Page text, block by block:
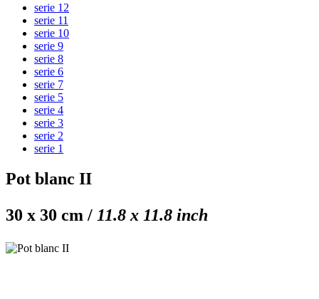
serie 12
serie 11
serie 10
serie 9
serie 8
serie 6
serie 7
serie 5
serie 4
serie 3
serie 2
serie 1
Pot blanc II
30 x 30 cm / 11.8 x 11.8 inch